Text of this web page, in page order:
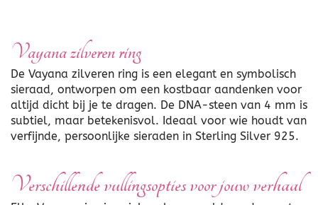
Vayana zilveren ring
De Vayana zilveren ring is een elegant en symbolisch
sieraad, ontworpen om een kostbaar aandenken voor
altijd dicht bij je te dragen. De DNA-steen van 4 mm is
subtiel, maar betekenisvol. Ideaal voor wie houdt van
verfijnde, persoonlijke sieraden in Sterling Silver 925.
Verschillende vullingsopties voor jouw verhaal